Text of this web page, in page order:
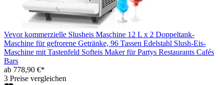
Vevor kommerzielle Slusheis Maschine 12 L x 2 Doppeltank-
Maschine für gefrorene Getränke, 96 Tassen Edelstahl Slush-Eis-
Maschine mit Tastenfeld Softeis Maker für Partys Restaurants Cafés
Bars
ab 778,90 €*
3 Preise vergleichen